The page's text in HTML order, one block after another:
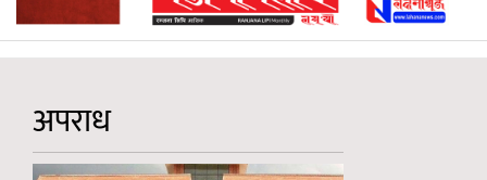
अपराध